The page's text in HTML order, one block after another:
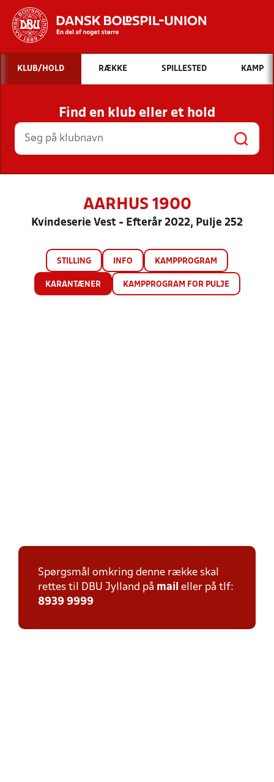
Hvad vil du søge efter?
INDHOLD OG NYHEDER
STILLINGER, RESULTATER, KLUBBER OG
HOLD
KLUB/HOLD RÆKKE SPILLESTED KAMP
Find en klub eller et hold
AARHUS 1900
Kvindeserie Vest - Efterår 2022, Pulje 252
STILLING INFO KAMPPROGRAM
KARANTÆNER KAMPPROGRAM FOR PULJE
Spørgsmål omkring denne række skal
rettes til DBU Jylland på mail eller på tlf:
8939 9999